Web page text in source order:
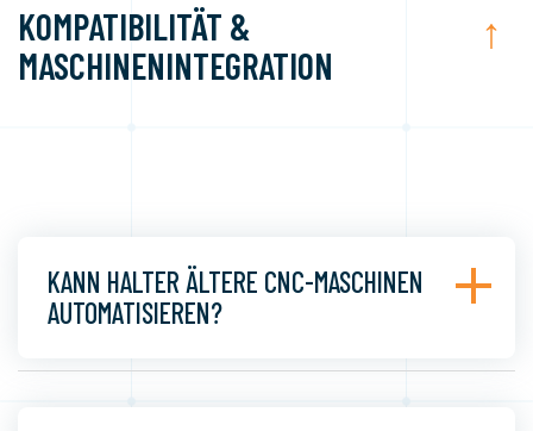
KOMPATIBILITÄT &
MASCHINENINTEGRATION
↑
KANN HALTER ÄLTERE CNC-MASCHINEN
AUTOMATISIEREN?